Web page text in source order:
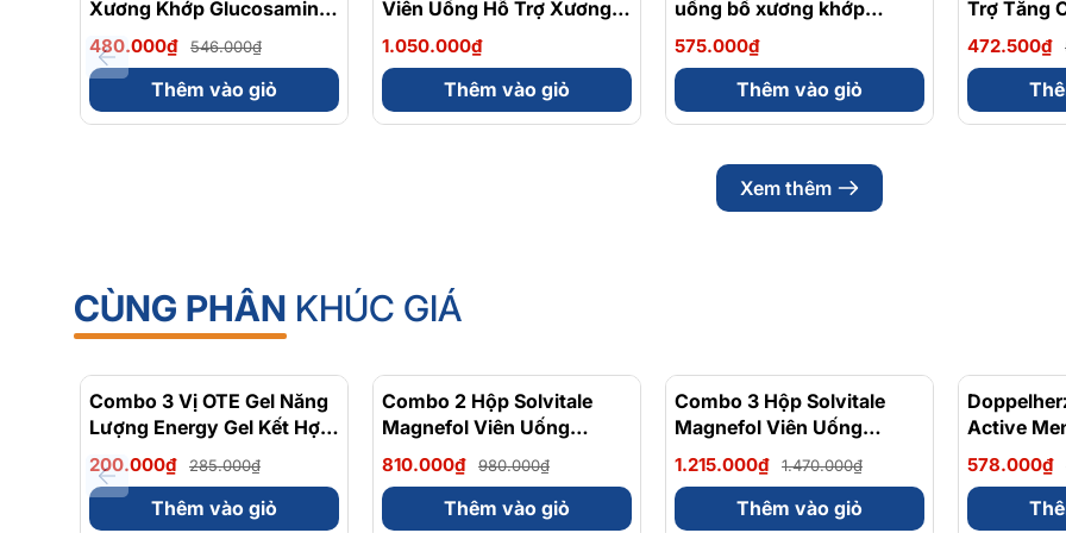
Giấy Công Bố
Xương Khớp Glucosamine
Chondro-Aid 100%
Articulat Chính Hãng 60
Viên
480.000₫ 546.000₫
Thêm vào giỏ
Viên Uống Hỗ Trợ Xương
Khớp Glucosamine, Sụn Cá
Mập 1500mg 100 Viên
1.050.000₫
Thêm vào giỏ
uống bổ xương khớp
Glucosamine HCL 1500mg
120 viên
575.000₫
Thêm vào giỏ
Trợ Tăng
Cho Khớp
Hộp 30 viên
472.500₫
Xem thêm
CÙNG PHÂN KHÚC GIÁ
- 30%
Combo 3 Vị OTE Gel Năng
Lượng Energy Gel Kết Hợp
Carbohydrate Điện Giải
56gram 82kcal
200.000₫ 285.000₫
Thêm vào giỏ
- 17%
Combo 2 Hộp Solvitale
Magnefol Viên Uống
Magnesium Bisglycinate +
Vitamin nhóm B (Hộp 30
Viên)
810.000₫ 980.000₫
Thêm vào giỏ
- 17%
Combo 3 Hộp Solvitale
Magnefol Viên Uống
Magnesium Bisglycinate +
Vitamin nhóm B (Hộp 30
Viên)
1.215.000₫ 1.470.000₫
Thêm vào giỏ
Active
Tăng
Sinh Lý
578.000₫